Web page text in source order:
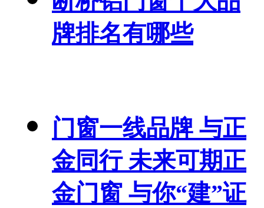
牌排名有哪些
门窗一线品牌 与正
金同行 未来可期正
金门窗 与你“建”证